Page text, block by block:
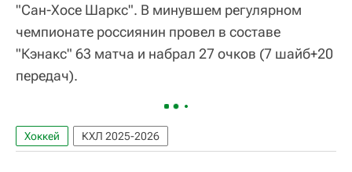
"Сан-Хосе Шаркс". В минувшем регулярном
чемпионате россиянин провел в составе
"Кэнакс" 63 матча и набрал 27 очков (7 шайб+20
передач).
Хоккей КХЛ 2025-2026